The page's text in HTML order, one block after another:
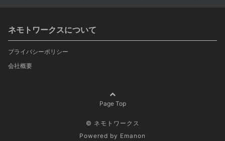
ネモトワークスについて
プライバシーポリシー
会社概要
Page Top
© ネモトワークス
Powered by Emanon